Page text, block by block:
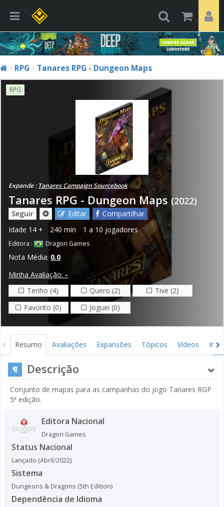
RPG Tanares RPG - Dungeon Maps
RPG
Expande : Tanares Campaign Sourcebook
Tanares RPG - Dungeon Maps (2022)
Seguir Editar
Compartilhar
Idade 14 + 240 min 1 a 10 jogadores
Editora : Dragori Games
Nota Média: 0.0
Minha Avaliação: -
Tenho (4)
Quero (2)
Tive (2)
Favorito (0)
Joguei (0)
Resumo Avaliações Expansões Tópicos Vídeos
Descrição
Conjunto de mapas para as campanhas do jogo Tanares RGP
5ª edição.
Editora Nacional
Dragori Games
Status Nacional
Lançado (Abril/2022)
Sistema
Dungeons & Dragons (5th Edition)
Dependência de Idioma